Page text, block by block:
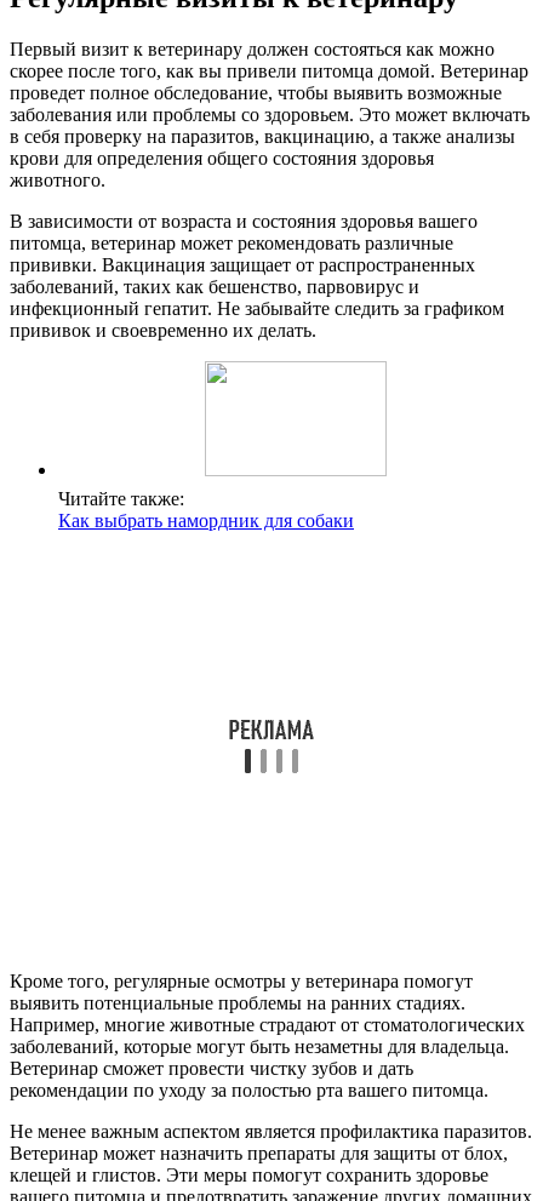
Первый визит к ветеринару должен состояться как можно
скорее после того, как вы привели питомца домой. Ветеринар
проведет полное обследование, чтобы выявить возможные
заболевания или проблемы со здоровьем. Это может включать
в себя проверку на паразитов, вакцинацию, а также анализы
крови для определения общего состояния здоровья
животного.
В зависимости от возраста и состояния здоровья вашего
питомца, ветеринар может рекомендовать различные
прививки. Вакцинация защищает от распространенных
заболеваний, таких как бешенство, парвовирус и
инфекционный гепатит. Не забывайте следить за графиком
прививок и своевременно их делать.
Читайте также:
Как выбрать намордник для собаки
Кроме того, регулярные осмотры у ветеринара помогут
выявить потенциальные проблемы на ранних стадиях.
Например, многие животные страдают от стоматологических
заболеваний, которые могут быть незаметны для владельца.
Ветеринар сможет провести чистку зубов и дать
рекомендации по уходу за полостью рта вашего питомца.
Не менее важным аспектом является профилактика паразитов.
Ветеринар может назначить препараты для защиты от блох,
клещей и глистов. Эти меры помогут сохранить здоровье
вашего питомца и предотвратить заражение других домашних